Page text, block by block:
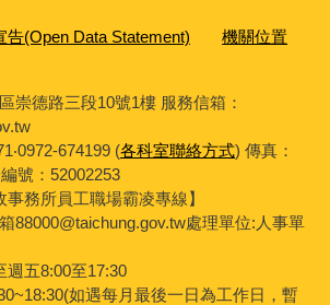
(Open Data Statement) 機關位置
崇德路三段10號1樓 服務信箱：
674199 (各科室聯絡方式) 傳真：
號：52002253
事務所員工職場霸凌專線】
88000@taichung.gov.tw處理單位:人事單
週五8:00至17:30
如遇每月最後一日為工作日，暫